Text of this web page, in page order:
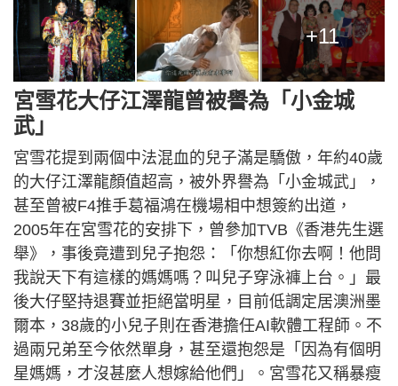
+11
宮雪花大仔江澤龍曾被譽為「小金城
武」
宮雪花提到兩個中法混血的兒子滿是驕傲，年約40歲
的大仔江澤龍顏值超高，被外界譽為「小金城武」，
甚至曾被F4推手葛福鴻在機場相中想簽約出道，
2005年在宮雪花的安排下，曾參加TVB《香港先生選
舉》，事後竟遭到兒子抱怨：「你想紅你去啊！他問
我說天下有這樣的媽媽嗎？叫兒子穿泳褲上台。」最
後大仔堅持退賽並拒絕當明星，目前低調定居澳洲墨
爾本，38歲的小兒子則在香港擔任AI軟體工程師。不
過兩兄弟至今依然單身，甚至還抱怨是「因為有個明
星媽媽，才沒甚麼人想嫁給他們」。宮雪花又稱暴瘦